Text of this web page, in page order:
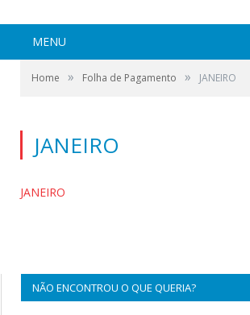
MENU
Home » Folha de Pagamento » JANEIRO
JANEIRO
JANEIRO
NÃO ENCONTROU O QUE QUERIA?